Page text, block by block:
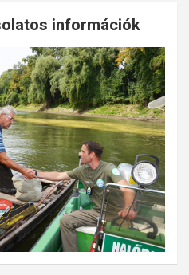
információk